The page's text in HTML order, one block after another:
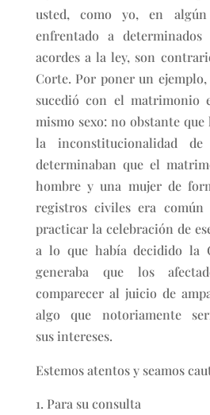
usted, como yo, en
enfrentado a determinados
acordes a la ley, son
Corte. Por poner un
sucedió con el matrimonio
mismo sexo: no obstante
la inconstitucionalidad
determinaban que el
hombre y una mujer de
registros civiles era común
practicar la celebración de
a lo que había decidido la
generaba que los
comparecer al juicio de
algo que notoriamente
sus intereses.
Estemos atentos y seamos
Para su consulta